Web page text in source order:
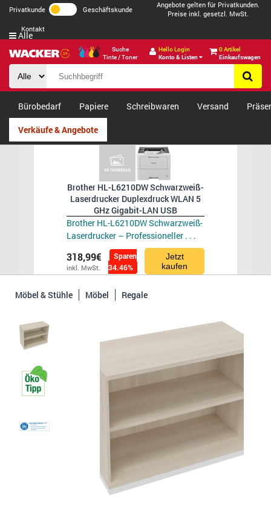
Privatkunde Geschäftskunde
Angebote gelten für Privatkunden.
Preise inkl. gesetzl. MwSt.
Kontakt
Suche
Tinte / Toner
Hello Login
Konto & Listen
0 Artikel
Einkaufswagen
Alle
Bürobedarf Papiere Schreibwaren Versand
Verkäufe & Angebote
Brother HL-L6210DW Schwarzweiß-
Laserdrucker Duplexdruck WLAN 5
GHz Gigabit-LAN USB
Brother HL-L6210DW Schwarzweiß-
Laserdrucker – Professioneller . . .
318,99€
inkl. MwSt.
Sparen
34.46%
Jetzt
kaufen
Möbel & Stühle Möbel Regale